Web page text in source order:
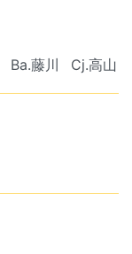
Ba.藤川 Cj.高山